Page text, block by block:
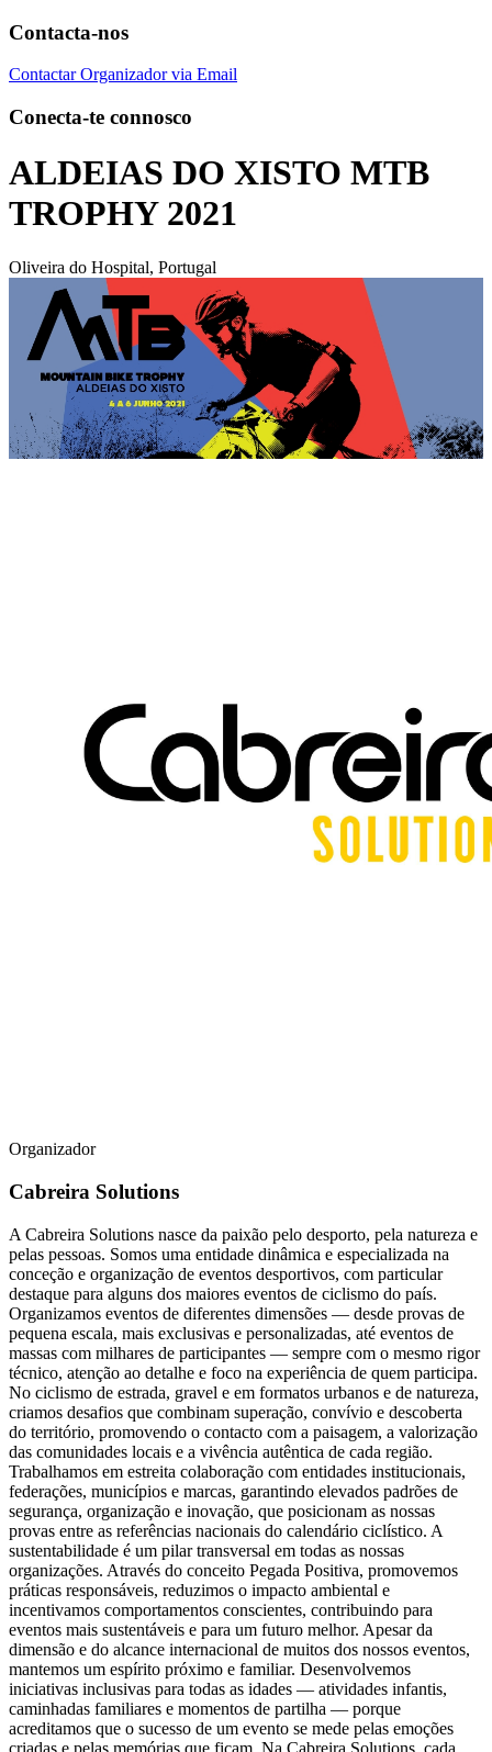
Contacta-nos
Contactar Organizador via Email
Conecta-te connosco
ALDEIAS DO XISTO MTB
TROPHY 2021
Oliveira do Hospital, Portugal
Organizador
Cabreira Solutions
A Cabreira Solutions nasce da paixão pelo desporto, pela natureza e
pelas pessoas. Somos uma entidade dinâmica e especializada na
conceção e organização de eventos desportivos, com particular
destaque para alguns dos maiores eventos de ciclismo do país.
Organizamos eventos de diferentes dimensões — desde provas de
pequena escala, mais exclusivas e personalizadas, até eventos de
massas com milhares de participantes — sempre com o mesmo rigor
técnico, atenção ao detalhe e foco na experiência de quem participa.
No ciclismo de estrada, gravel e em formatos urbanos e de natureza,
criamos desafios que combinam superação, convívio e descoberta
do território, promovendo o contacto com a paisagem, a valorização
das comunidades locais e a vivência autêntica de cada região.
Trabalhamos em estreita colaboração com entidades institucionais,
federações, municípios e marcas, garantindo elevados padrões de
segurança, organização e inovação, que posicionam as nossas
provas entre as referências nacionais do calendário ciclístico. A
sustentabilidade é um pilar transversal em todas as nossas
organizações. Através do conceito Pegada Positiva, promovemos
práticas responsáveis, reduzimos o impacto ambiental e
incentivamos comportamentos conscientes, contribuindo para
eventos mais sustentáveis e para um futuro melhor. Apesar da
dimensão e do alcance internacional de muitos dos nossos eventos,
mantemos um espírito próximo e familiar. Desenvolvemos
iniciativas inclusivas para todas as idades — atividades infantis,
caminhadas familiares e momentos de partilha — porque
acreditamos que o sucesso de um evento se mede pelas emoções
criadas e pelas memórias que ficam. Na Cabreira Solutions, cada